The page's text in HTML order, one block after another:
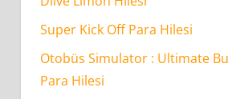
Super Kick Off Para Hilesi
Otobüs Simulator : Ultimate
Para Hilesi